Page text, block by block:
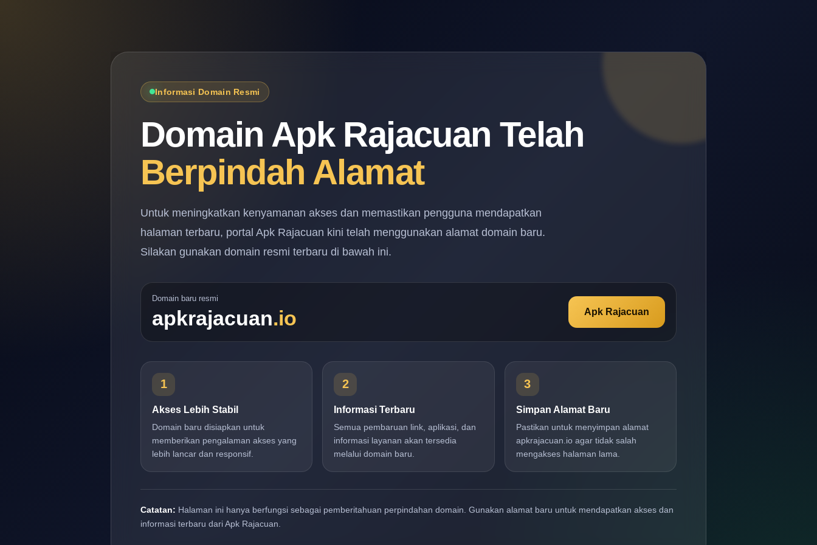
Informasi Domain Resmi
Domain Apk Rajacuan Telah
Berpindah Alamat
Untuk meningkatkan kenyamanan akses dan memastikan pengguna mendapatkan
halaman terbaru, portal Apk Rajacuan kini telah menggunakan alamat domain baru.
Silakan gunakan domain resmi terbaru di bawah ini.
Domain baru resmi
apkrajacuan.io Apk Rajacuan
1
Akses Lebih Stabil
Domain baru disiapkan untuk
memberikan pengalaman akses yang
lebih lancar dan responsif.
2
Informasi Terbaru
Semua pembaruan link, aplikasi, dan
informasi layanan akan tersedia
melalui domain baru.
3
Simpan Alamat Baru
Pastikan untuk menyimpan alamat
apkrajacuan.io agar tidak salah
mengakses halaman lama.
Catatan: Halaman ini hanya berfungsi sebagai pemberitahuan perpindahan domain. Gunakan alamat baru untuk mendapatkan akses dan
informasi terbaru dari Apk Rajacuan.